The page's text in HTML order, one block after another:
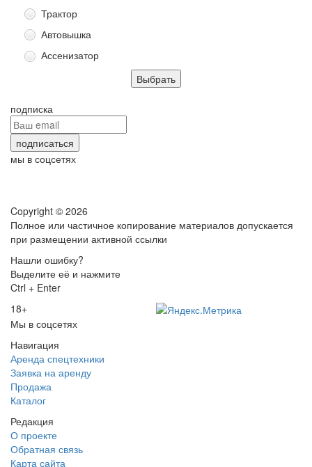
Трактор
Автовышка
Ассенизатор
подписка
мы в соцсетях
Copyright © 2026
Полное или частичное копирование материалов допускается
при размещении активной ссылки
Нашли ошибку?
Выделите её и нажмите
Ctrl + Enter
18+
Мы в соцсетях
Навигация
Аренда спецтехники
Заявка на аренду
Продажа
Каталог
Редакция
О проекте
Обратная связь
Карта сайта